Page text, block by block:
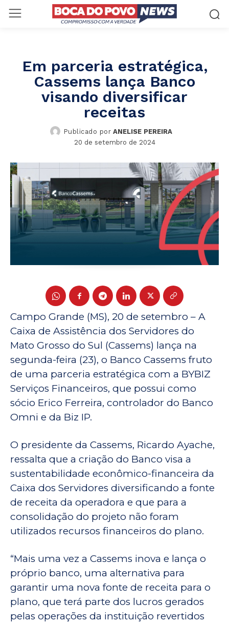
Em parceria estratégica,
Cassems lança Banco
visando diversificar
receitas
Publicado por ANELISE PEREIRA
20 de setembro de 2024
Campo Grande (MS), 20 de setembro – A
Caixa de Assistência dos Servidores do
Mato Grosso do Sul (Cassems) lança na
segunda-feira (23), o Banco Cassems fruto
de uma parceria estratégica com a BYBIZ
Serviços Financeiros, que possui como
sócio Erico Ferreira, controlador do Banco
Omni e da Biz IP.
O presidente da Cassems, Ricardo Ayache,
ressalta que a criação do Banco visa a
sustentabilidade econômico-financeira da
Caixa dos Servidores diversificando a fonte
de receita da operadora e que para a
consolidação do projeto não foram
utilizados recursos financeiros do plano.
“Mais uma vez a Cassems inova e lança o
próprio banco, uma alternativa para
garantir uma nova fonte de receita para o
plano, que terá parte dos lucros gerados
pelas operações da instituição revertidos